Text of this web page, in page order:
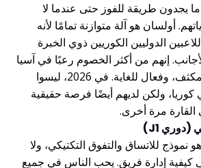
ما يجدون طريقة للفوز حتى عندما لا
أولسان هو آلة متوازنة تمامًا لأنه
الدوليين الكوريين ذوي الخبرة
إنهم من أكثر الخصوم رعبًا في آسيا
لأن أسلوبهم بسيط، مكثف، وفعال للغاية. في 2026، ليسوا
ولكن لديهم أيضًا فرصة حقيقية
القارة مرة أخرى.
نموذج للاتساق والتفوق التكتيكي، ولا
كيفية إدارة فريق. يحب الناس في جميع